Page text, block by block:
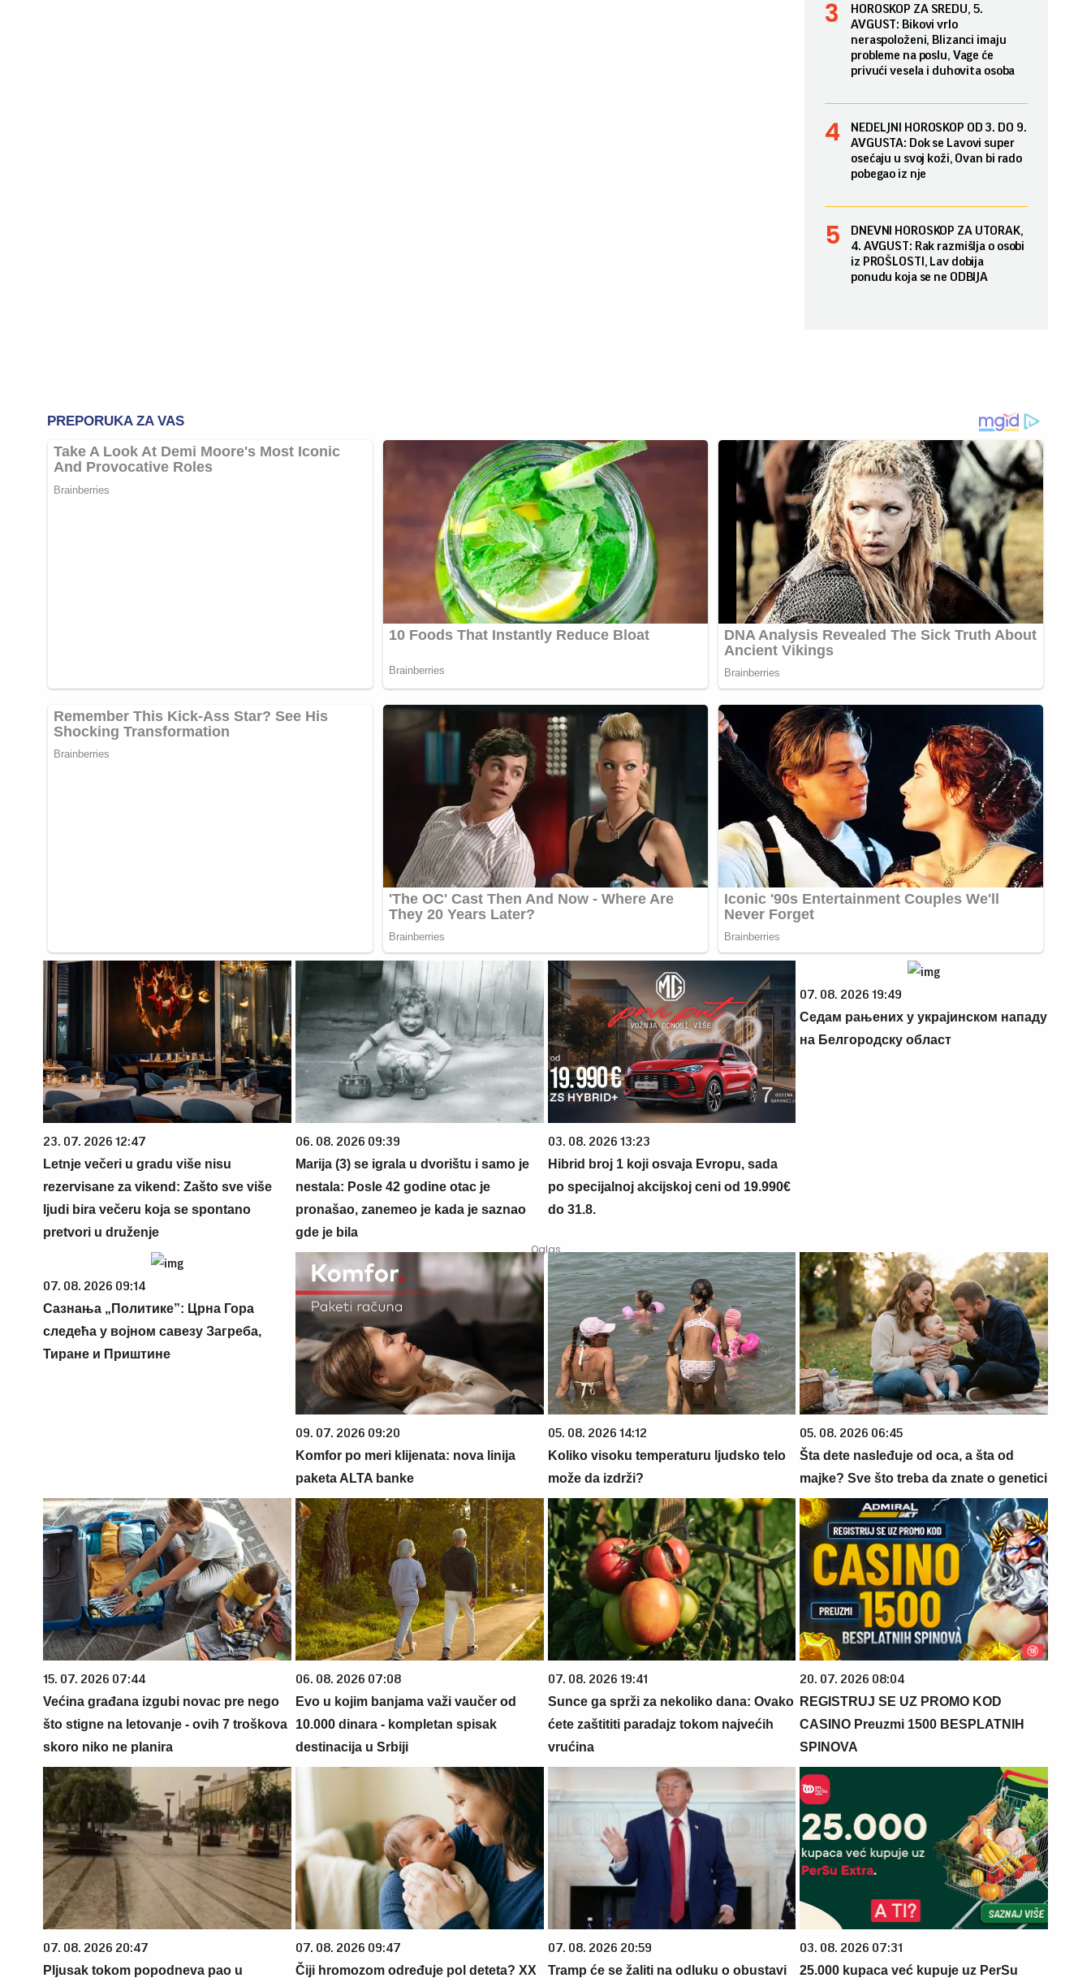
HOROSKOP ZA SREDU, 5.
AVGUST: Bikovi vrlo
neraspoloženi, Blizanci imaju
probleme na poslu, Vage će
privući vesela i duhovita osoba
NEDELJNI HOROSKOP OD 3. DO 9.
AVGUSTA: Dok se Lavovi super
osećaju u svoj koži, Ovan bi rado
pobegao iz nje
DNEVNI HOROSKOP ZA UTORAK,
4. AVGUST: Rak razmišlja o osobi
iz PROŠLOSTI, Lav dobija
ponudu koja se ne ODBIJA
23. 07. 2026 12:47
Letnje večeri u gradu više nisu
rezervisane za vikend: Zašto sve više
ljudi bira večeru koja se spontano
pretvori u druženje
06. 08. 2026 09:39
Marija (3) se igrala u dvorištu i samo je
nestala: Posle 42 godine otac je
pronašao, zanemeo je kada je saznao
gde je bila
03. 08. 2026 13:23
Hibrid broj 1 koji osvaja Evropu, sada
po specijalnoj akcijskoj ceni od 19.990€
do 31.8.
07. 08. 2026 19:49
Седам рањених у украјинском нападу
на Белгородску област
07. 08. 2026 09:14
Сазнања „Политике”: Црна Гора
следећа у војном савезу Загреба,
Тиране и Приштине
09. 07. 2026 09:20
Komfor po meri klijenata: nova linija
paketa ALTA banke
05. 08. 2026 14:12
Koliko visoku temperaturu ljudsko telo
može da izdrži?
05. 08. 2026 06:45
Šta dete nasleđuje od oca, a šta od
majke? Sve što treba da znate o genetici
15. 07. 2026 07:44
Većina građana izgubi novac pre nego
što stigne na letovanje - ovih 7 troškova
skoro niko ne planira
06. 08. 2026 07:08
Evo u kojim banjama važi vaučer od
10.000 dinara - kompletan spisak
destinacija u Srbiji
07. 08. 2026 19:41
Sunce ga sprži za nekoliko dana: Ovako
ćete zaštititi paradajz tokom najvećih
vrućina
20. 07. 2026 08:04
REGISTRUJ SE UZ PROMO KOD
CASINO Preuzmi 1500 BESPLATNIH
SPINOVA
07. 08. 2026 20:47
Pljusak tokom popodneva pao u
07. 08. 2026 09:47
Čiji hromozom određuje pol deteta? XX
07. 08. 2026 20:59
Tramp će se žaliti na odluku o obustavi
03. 08. 2026 07:31
25.000 kupaca već kupuje uz PerSu